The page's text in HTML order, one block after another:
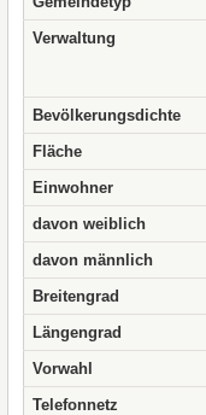
Verwaltung
Bevölkerungsdichte
Fläche
Einwohner
davon weiblich
davon männlich
Breitengrad
Längengrad
Vorwahl
Telefonnetz